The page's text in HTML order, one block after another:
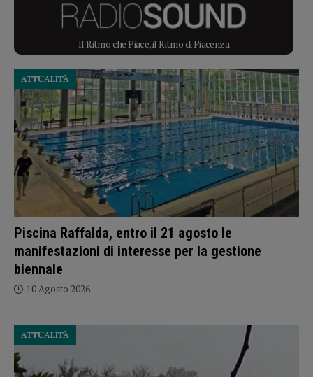
Il Ritmo che Piace, il Ritmo di Piacenza
Piscina Raffalda, entro il 21 agosto le
manifestazioni di interesse per la gestione
biennale
ATTUALITÀ
10 Agosto 2026
ATTUALITÀ